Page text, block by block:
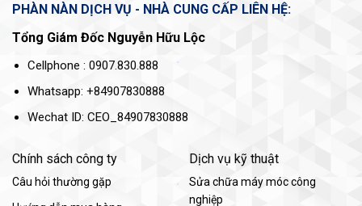
PHÀN NÀN DỊCH VỤ - NHÀ CUNG CẤP LIÊN HỆ:
Tổng Giám Đốc Nguyễn Hữu Lộc
Cellphone : 0907.830.888
Whatsapp: +84907830888
Wechat ID: CEO_84907830888
Chính sách công ty
Câu hỏi thường gặp
Dịch vụ kỹ thuật
Sửa chữa máy móc công
nghiệp